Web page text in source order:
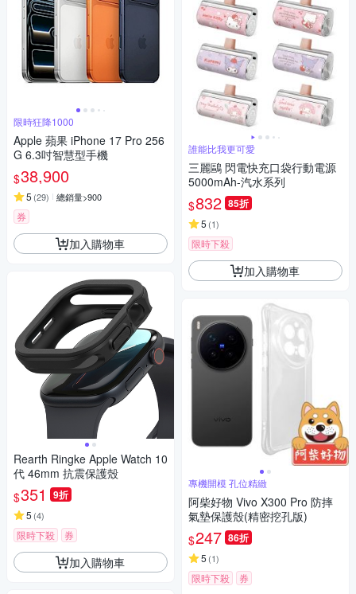
限時狂降1000
Apple 蘋果 iPhone 17 Pro 256
G 6.3吋智慧型手機
$38,900
5 (29) 總銷量>900
券
加入購物車
Rearth Ringke Apple Watch 10
代 46mm 抗震保護殼
$351 9折
5 (4)
限時下殺 券
加入購物車
誰能比我更可愛
三麗鷗 閃電快充口袋行動電源
5000mAh-汽水系列
$832 85折
5 (1)
限時下殺
加入購物車
專機開模 孔位精緻
阿柴好物 Vivo X300 Pro 防摔
氣墊保護殼(精密挖孔版)
$247 86折
5 (1)
限時下殺 券